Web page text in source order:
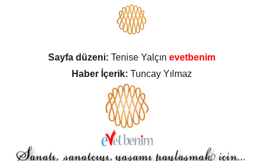
Sayfa düzeni: Tenise Yalçın evetbenim
Haber İçerik: Tuncay Yılmaz